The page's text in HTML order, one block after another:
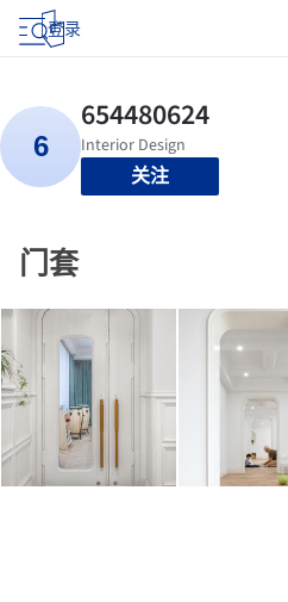
登录
关注
门套